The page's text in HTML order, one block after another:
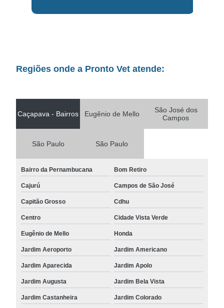
Regiões onde a Pronto Vet atende:
Caçapava - Bairros Eugênio de Mello
São José dos
Campos
São Paulo São Paulo
Bairro da Pernambucana Bom Retiro
Cajurú Campos de São José
Capitão Grosso Cdhu
Centro Cidade Vista Verde
Eugênio de Mello Honda
Jardim Aeroporto Jardim Americano
Jardim Aparecida Jardim Apolo
Jardim Augusta Jardim Bela Vista
Jardim Castanheira Jardim Colorado